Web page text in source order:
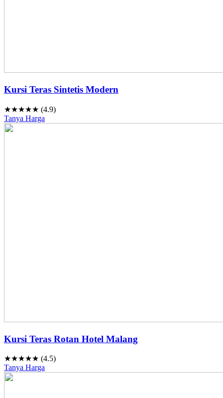
Kursi Teras Sintetis Modern
★★★★★ (4.9)
Tanya Harga
Kursi Teras Rotan Hotel Malang
★★★★★ (4.5)
Tanya Harga